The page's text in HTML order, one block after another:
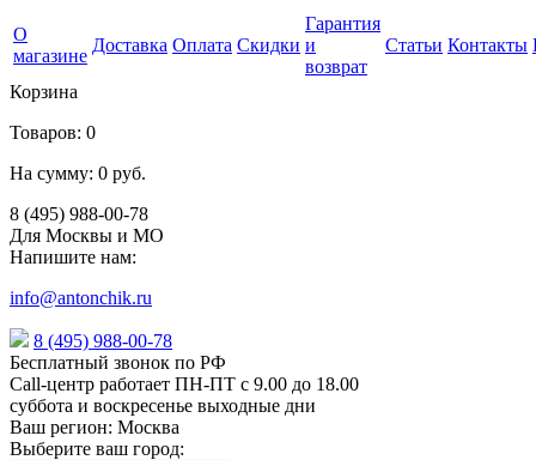
О
магазине
Доставка Оплата Скидки
Гарантия
и
возврат
Статьи Контакты
Корзина
Товаров: 0
На сумму: 0 руб.
8 (495) 988-00-78
Для Москвы и МО
Напишите нам:
info@antonchik.ru
8 (495) 988-00-78
Бесплатный звонок по РФ
Call-центр работает ПН-ПТ с 9.00 до 18.00
суббота и воскресенье выходные дни
Ваш регион: Москва
Выберите ваш город: